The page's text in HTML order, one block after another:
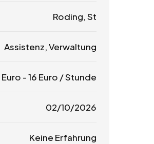
Roding, St
Assistenz, Verwaltung
Euro -16 Euro / Stunde
02/10/2026
Keine Erfahrung